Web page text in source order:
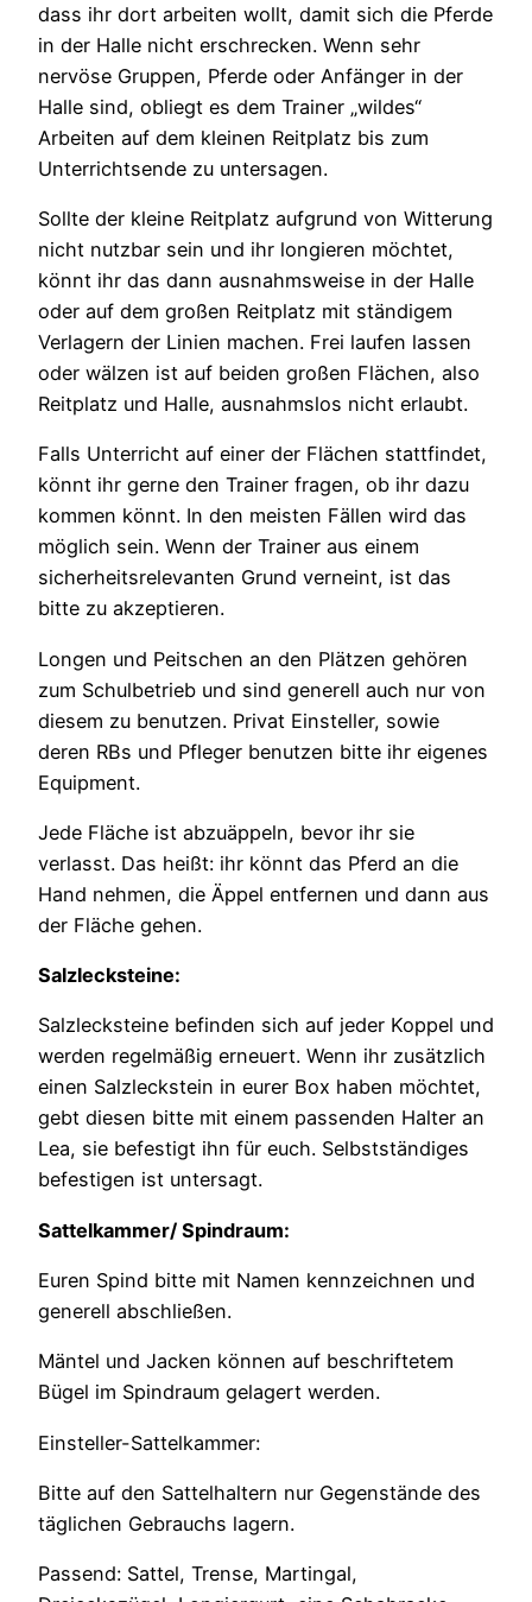
dass ihr dort arbeiten wollt, damit sich die Pferde
in der Halle nicht erschrecken. Wenn sehr
nervöse Gruppen, Pferde oder Anfänger in der
Halle sind, obliegt es dem Trainer „wildes“
Arbeiten auf dem kleinen Reitplatz bis zum
Unterrichtsende zu untersagen.
Sollte der kleine Reitplatz aufgrund von Witterung
nicht nutzbar sein und ihr longieren möchtet,
könnt ihr das dann ausnahmsweise in der Halle
oder auf dem großen Reitplatz mit ständigem
Verlagern der Linien machen. Frei laufen lassen
oder wälzen ist auf beiden großen Flächen, also
Reitplatz und Halle, ausnahmslos nicht erlaubt.
Falls Unterricht auf einer der Flächen stattfindet,
könnt ihr gerne den Trainer fragen, ob ihr dazu
kommen könnt. In den meisten Fällen wird das
möglich sein. Wenn der Trainer aus einem
sicherheitsrelevanten Grund verneint, ist das
bitte zu akzeptieren.
Longen und Peitschen an den Plätzen gehören
zum Schulbetrieb und sind generell auch nur von
diesem zu benutzen. Privat Einsteller, sowie
deren RBs und Pfleger benutzen bitte ihr eigenes
Equipment.
Jede Fläche ist abzuäppeln, bevor ihr sie
verlasst. Das heißt: ihr könnt das Pferd an die
Hand nehmen, die Äppel entfernen und dann aus
der Fläche gehen.
Salzlecksteine:
Salzlecksteine befinden sich auf jeder Koppel und
werden regelmäßig erneuert. Wenn ihr zusätzlich
einen Salzleckstein in eurer Box haben möchtet,
gebt diesen bitte mit einem passenden Halter an
Lea, sie befestigt ihn für euch. Selbstständiges
befestigen ist untersagt.
Sattelkammer/ Spindraum:
Euren Spind bitte mit Namen kennzeichnen und
generell abschließen.
Mäntel und Jacken können auf beschriftetem
Bügel im Spindraum gelagert werden.
Einsteller-Sattelkammer:
Bitte auf den Sattelhaltern nur Gegenstände des
täglichen Gebrauchs lagern.
Passend: Sattel, Trense, Martingal,